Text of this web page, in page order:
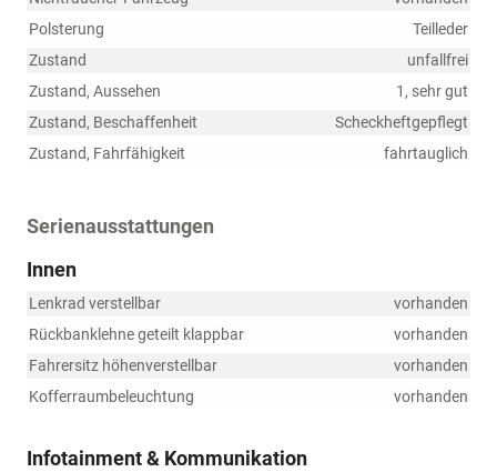
Polsterung
Teilleder
Zustand
unfallfrei
Zustand, Aussehen
1, sehr gut
Zustand, Beschaffenheit
Scheckheftgepflegt
Zustand, Fahrfähigkeit
fahrtauglich
Serienausstattungen
Innen
Lenkrad verstellbar
vorhanden
Rückbanklehne geteilt klappbar
vorhanden
Fahrersitz höhenverstellbar
vorhanden
Kofferraumbeleuchtung
vorhanden
Infotainment & Kommunikation